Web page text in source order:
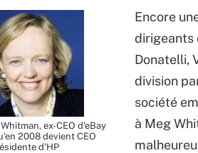
ex-CEO d'eBay
2008 devient CEO
d'HP
Encore
dirigeants
Donatelli,
division
société
à Meg